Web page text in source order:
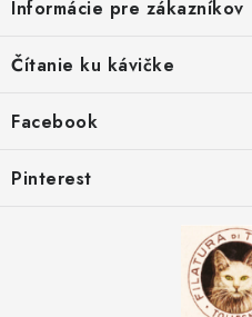
p
ä
Informácie pre zákazníkov
Kedy objednáme nový tovar
Čítanie ku kávičke
Ako sa orientovať v hrúbke priadzí
Facebook
Pinterest